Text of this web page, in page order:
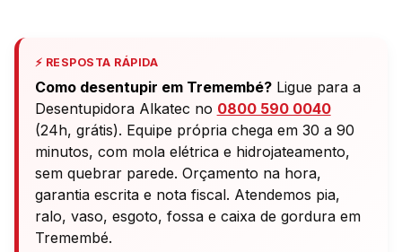
⚡ RESPOSTA RÁPIDA
Como desentupir em Tremembé?Ligue para a
Desentupidora Alkatec no 0800 590 0040
(24h, grátis). Equipe própria chega em 30 a 90
minutos, com mola elétrica e hidrojateamento,
sem quebrar parede. Orçamento na hora,
garantia escrita e nota fiscal. Atendemos pia,
ralo, vaso, esgoto, fossa e caixa de gordura em
Tremembé.